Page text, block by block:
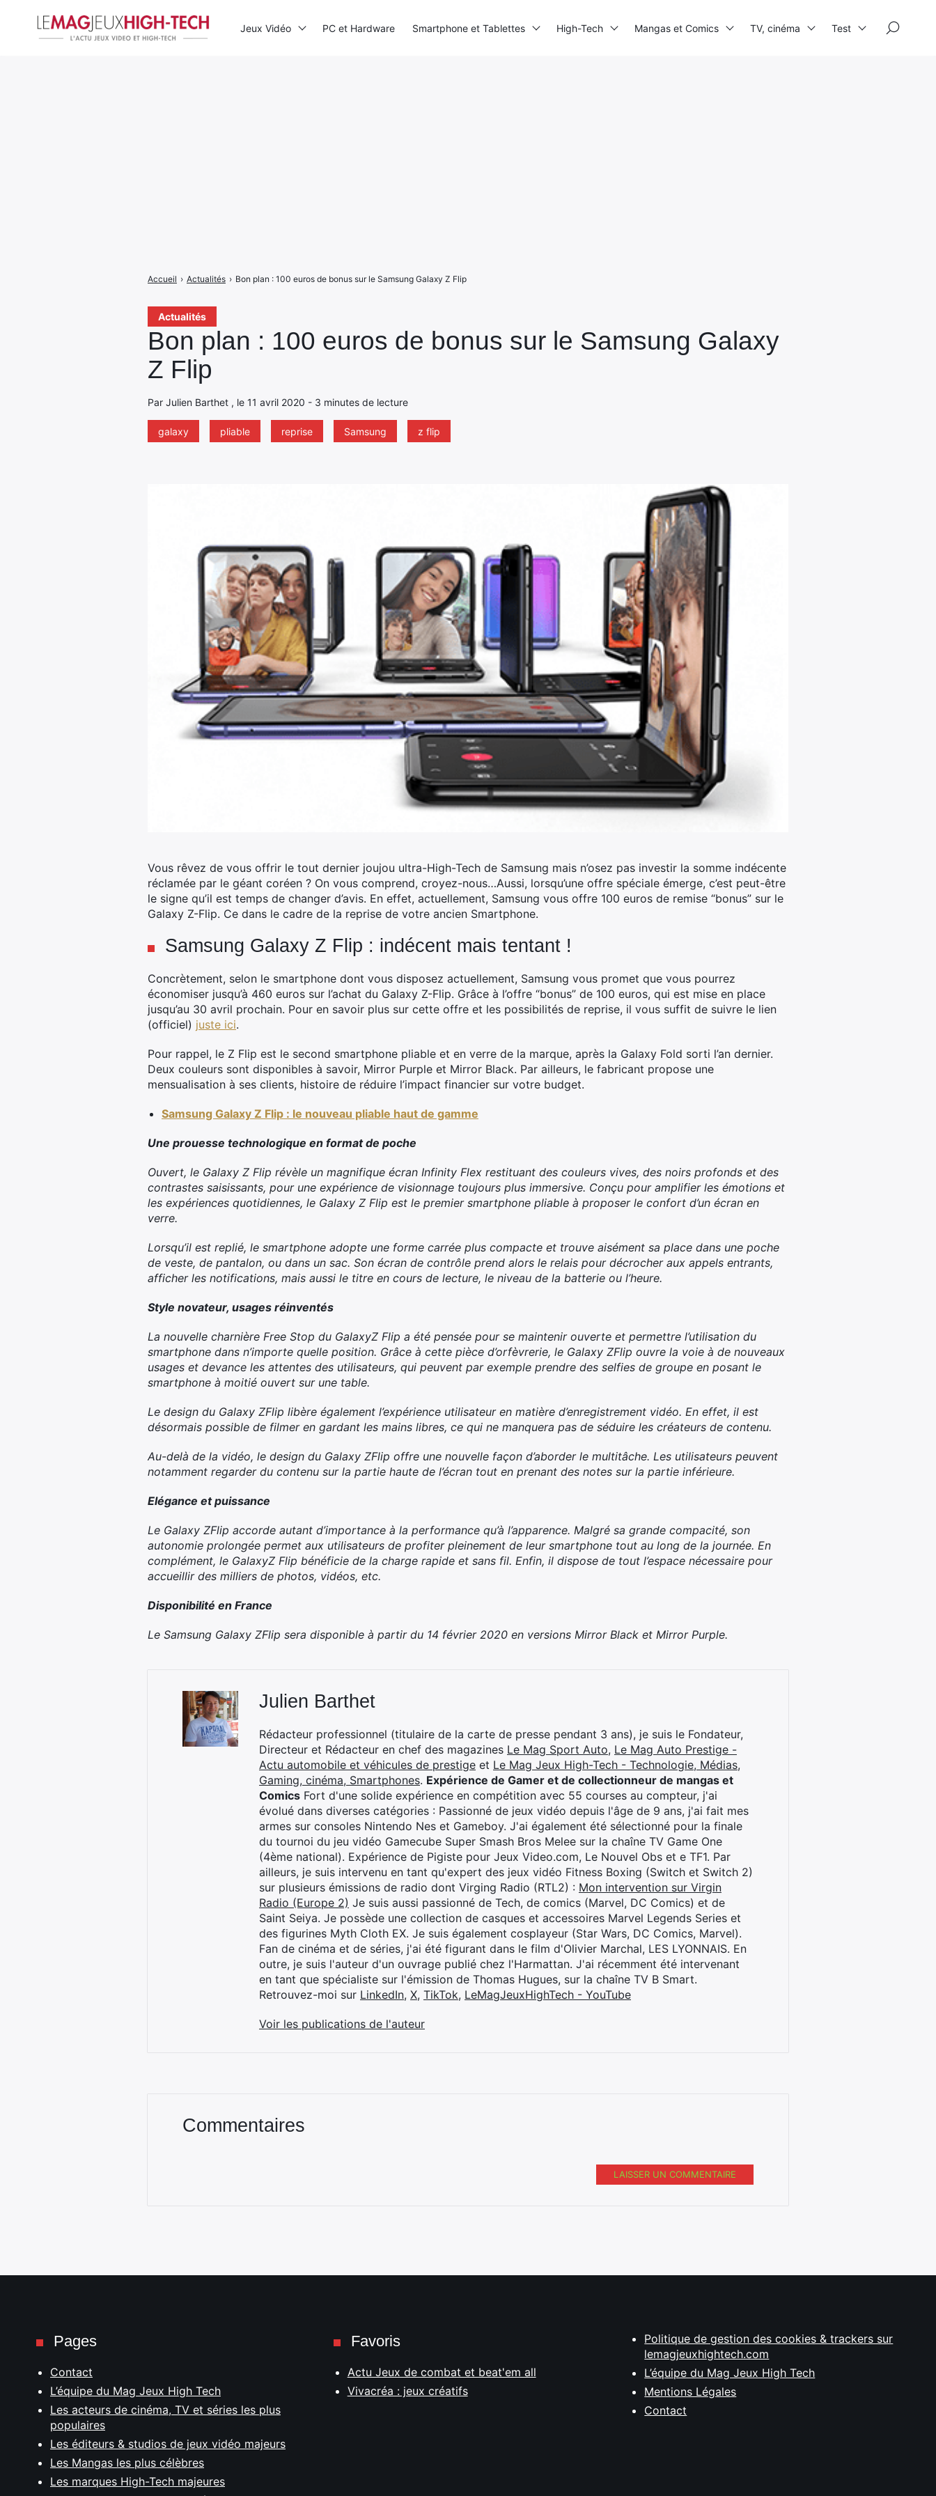
Actualités
Bon plan : 100 euros de bonus sur le Samsung Galaxy
Z Flip
Par Julien Barthet , le 11 avril 2020 - 3 minutes de lecture
galaxy pliable reprise Samsung z flip
Accueil › Actualités › Bon plan : 100 euros de bonus sur le Samsung Galaxy Z Flip
Vous rêvez de vous offrir le tout dernier joujou ultra-High-Tech de Samsung mais n’osez pas investir la somme indécente
réclamée par le géant coréen ? On vous comprend, croyez-nous…Aussi, lorsqu’une offre spéciale émerge, c’est peut-être
le signe qu’il est temps de changer d’avis. En effet, actuellement, Samsung vous offre 100 euros de remise “bonus” sur le
Galaxy Z-Flip. Ce dans le cadre de la reprise de votre ancien Smartphone.
Samsung Galaxy Z Flip : indécent mais tentant !
Concrètement, selon le smartphone dont vous disposez actuellement, Samsung vous promet que vous pourrez
économiser jusqu’à 460 euros sur l’achat du Galaxy Z-Flip. Grâce à l’offre “bonus” de 100 euros, qui est mise en place
jusqu’au 30 avril prochain. Pour en savoir plus sur cette offre et les possibilités de reprise, il vous suffit de suivre le lien
(officiel) juste ici.
Pour rappel, le Z Flip est le second smartphone pliable et en verre de la marque, après la Galaxy Fold sorti l’an dernier.
Deux couleurs sont disponibles à savoir, Mirror Purple et Mirror Black. Par ailleurs, le fabricant propose une
mensualisation à ses clients, histoire de réduire l’impact financier sur votre budget.
Samsung Galaxy Z Flip : le nouveau pliable haut de gamme
Une prouesse technologique en format de poche
Ouvert, le Galaxy Z Flip révèle un magnifique écran Infinity Flex restituant des couleurs vives, des noirs profonds et des
contrastes saisissants, pour une expérience de visionnage toujours plus immersive. Conçu pour amplifier les émotions et
les expériences quotidiennes, le Galaxy Z Flip est le premier smartphone pliable à proposer le confort d’un écran en
verre.
Lorsqu’il est replié, le smartphone adopte une forme carrée plus compacte et trouve aisément sa place dans une poche
de veste, de pantalon, ou dans un sac. Son écran de contrôle prend alors le relais pour décrocher aux appels entrants,
afficher les notifications, mais aussi le titre en cours de lecture, le niveau de la batterie ou l’heure.
Style novateur, usages réinventés
La nouvelle charnière Free Stop du GalaxyZ Flip a été pensée pour se maintenir ouverte et permettre l’utilisation du
smartphone dans n’importe quelle position. Grâce à cette pièce d’orfèvrerie, le Galaxy ZFlip ouvre la voie à de nouveaux
usages et devance les attentes des utilisateurs, qui peuvent par exemple prendre des selfies de groupe en posant le
smartphone à moitié ouvert sur une table.
Le design du Galaxy ZFlip libère également l’expérience utilisateur en matière d’enregistrement vidéo. En effet, il est
désormais possible de filmer en gardant les mains libres, ce qui ne manquera pas de séduire les créateurs de contenu.
Au-delà de la vidéo, le design du Galaxy ZFlip offre une nouvelle façon d’aborder le multitâche. Les utilisateurs peuvent
notamment regarder du contenu sur la partie haute de l’écran tout en prenant des notes sur la partie inférieure.
Elégance et puissance
Le Galaxy ZFlip accorde autant d’importance à la performance qu’à l’apparence. Malgré sa grande compacité, son
autonomie prolongée permet aux utilisateurs de profiter pleinement de leur smartphone tout au long de la journée. En
complément, le GalaxyZ Flip bénéficie de la charge rapide et sans fil. Enfin, il dispose de tout l’espace nécessaire pour
accueillir des milliers de photos, vidéos, etc.
Disponibilité en France
Le Samsung Galaxy ZFlip sera disponible à partir du 14 février 2020 en versions Mirror Black et Mirror Purple.
Julien Barthet
Rédacteur professionnel (titulaire de la carte de presse pendant 3 ans), je suis le Fondateur,
Directeur et Rédacteur en chef des magazines Le Mag Sport Auto, Le Mag Auto Prestige -
Actu automobile et véhicules de prestige et Le Mag Jeux High-Tech - Technologie, Médias,
Gaming, cinéma, Smartphones. Expérience de Gamer et de collectionneur de mangas et
Comics Fort d'une solide expérience en compétition avec 55 courses au compteur, j'ai
évolué dans diverses catégories : Passionné de jeux vidéo depuis l'âge de 9 ans, j'ai fait mes
armes sur consoles Nintendo Nes et Gameboy. J'ai également été sélectionné pour la finale
du tournoi du jeu vidéo Gamecube Super Smash Bros Melee sur la chaîne TV Game One
(4ème national). Expérience de Pigiste pour Jeux Video.com, Le Nouvel Obs et e TF1. Par
ailleurs, je suis intervenu en tant qu'expert des jeux vidéo Fitness Boxing (Switch et Switch 2)
sur plusieurs émissions de radio dont Virging Radio (RTL2) : Mon intervention sur Virgin
Radio (Europe 2) Je suis aussi passionné de Tech, de comics (Marvel, DC Comics) et de
Saint Seiya. Je possède une collection de casques et accessoires Marvel Legends Series et
des figurines Myth Cloth EX. Je suis également cosplayeur (Star Wars, DC Comics, Marvel).
Fan de cinéma et de séries, j'ai été figurant dans le film d'Olivier Marchal, LES LYONNAIS. En
outre, je suis l'auteur d'un ouvrage publié chez l'Harmattan. J'ai récemment été intervenant
en tant que spécialiste sur l'émission de Thomas Hugues, sur la chaîne TV B Smart.
Retrouvez-moi sur LinkedIn, X, TikTok, LeMagJeuxHighTech - YouTube
Voir les publications de l'auteur
Commentaires
LAISSER UN COMMENTAIRE
Jeux Vidéo PC et Hardware Smartphone et Tablettes High-Tech Mangas et Comics TV, cinéma Test
Pages
Contact
L’équipe du Mag Jeux High Tech
Les acteurs de cinéma, TV et séries les plus
populaires
Les éditeurs & studios de jeux vidéo majeurs
Les Mangas les plus célèbres
Les marques High-Tech majeures
Favoris
Actu Jeux de combat et beat'em all
Vivacréa : jeux créatifs
Politique de gestion des cookies & trackers sur
lemagjeuxhightech.com
L’équipe du Mag Jeux High Tech
Mentions Légales
Contact